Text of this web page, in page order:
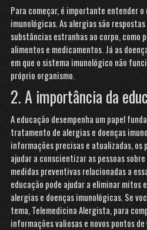
Para começar, é importante entender o
imunológicas. As alergias são
substâncias estranhas ao corpo, como
alimentos e medicamentos. Já as
em que o sistema imunológico não
próprio organismo.
2. A importância da
A educação desempenha um papel
tratamento de alergias e doenças
informações precisas e atualizadas, os
ajudar a conscientizar as pessoas
medidas preventivas relacionadas a
educação pode ajudar a eliminar mitos
alergias e doenças imunológicas. Se
tema,Telemedicina Alergista, para
informações valiosas e novos pontos